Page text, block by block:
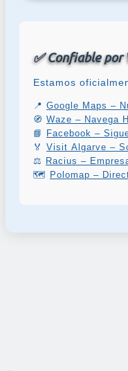
✅ Confiable por
Estamos
📍 Google Maps –
🧭 Waze – Navega
📘 Facebook –
🏅 Visit Algarve –
⚖️ Racius –
🗺️ Polomap –